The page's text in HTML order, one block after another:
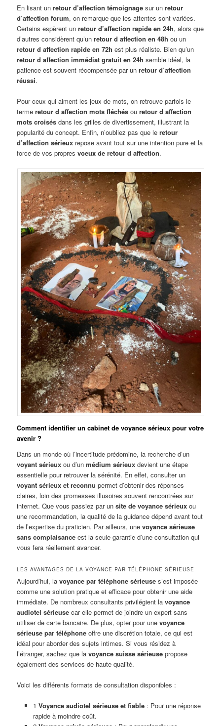
En lisant unretour d’affection témoignage sur unretour
d’affection forum, on remarque que les attentes sont variées.
Certains espèrent unretour d’affection rapide en 24h, alors que
d’autres considèrent qu’unretour d affection en 48h ou un
retour d affection rapide en 72h est plus réaliste. Bien qu’un
retour d affection immédiat gratuit en 24h semble idéal, la
patience est souvent récompensée par unretour d’affection
réussi.
Pour ceux qui aiment les jeux de mots, on retrouve parfois le
termeretour d affection mots fléchés ouretour d affection
mots croisés dans les grilles de divertissement, illustrant la
popularité du concept. Enfin, n’oubliez pas que leretour
d’affection sérieux repose avant tout sur une intention pure et la
force de vos propresvoeux de retour d affection.
Comment identifier un cabinet de voyance sérieux pour votre
avenir ?
Dans un monde où l’incertitude prédomine, la recherche d’un
voyant sérieux ou d’unmédium sérieux devient une étape
essentielle pour retrouver la sérénité. En effet, consulter un
voyant sérieux et reconnu permet d’obtenir des réponses
claires, loin des promesses illusoires souvent rencontrées sur
internet. Que vous passiez par unsite de voyance sérieux ou
une recommandation, la qualité de la guidance dépend avant tout
de l’expertise du praticien. Par ailleurs, unevoyance sérieuse
sans complaisance est la seule garantie d’une consultation qui
vous fera réellement avancer.
LES AVANTAGES DE LA VOYANCE PAR TÉLÉPHONE SÉRIEUSE
Aujourd’hui, lavoyance par téléphone sérieuse s’est imposée
comme une solution pratique et efficace pour obtenir une aide
immédiate. De nombreux consultants privilégient lavoyance
audiotel sérieuse car elle permet de joindre un expert sans
utiliser de carte bancaire. De plus, opter pour unevoyance
sérieuse par téléphone offre une discrétion totale, ce qui est
idéal pour aborder des sujets intimes. Si vous résidez à
l’étranger, sachez que lavoyance suisse sérieuse propose
également des services de haute qualité.
Voici les différents formats de consultation disponibles :
1 Voyance audiotel sérieuse et fiable: Pour une réponse
rapide à moindre coût.